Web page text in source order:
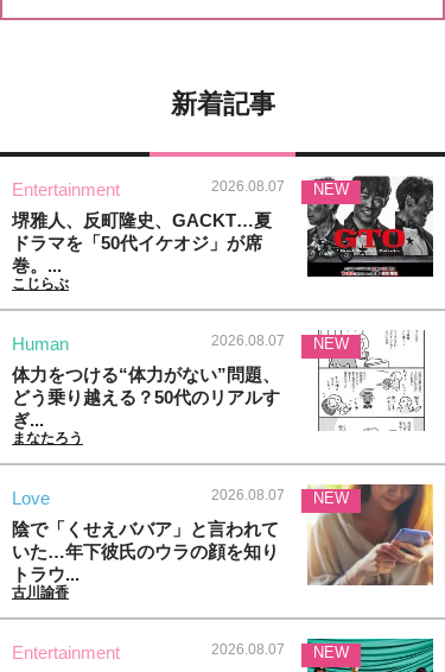
新着記事
Entertainment 2026.08.07
堺雅人、反町隆史、GACKT…夏
ドラマを「50代イケオジ」が席
巻。...
こじらぶ
NEW
Human 2026.08.07
体力をつける“体力がない”問題、
どう乗り越える？50代のリアルす
ぎ...
まなたろう
NEW
Love 2026.08.07
陰で「くせえババア」と言われて
いた…年下彼氏のウラの顔を知り
トラウ...
古川諭香
NEW
Entertainment 2026.08.07 NEW